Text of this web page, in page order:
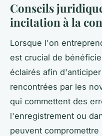
Conseils
incitation à la
Lorsque l'on
est crucial de
éclairés afin
rencontrées par les
qui commettent des
l'enregistrement ou
peuvent